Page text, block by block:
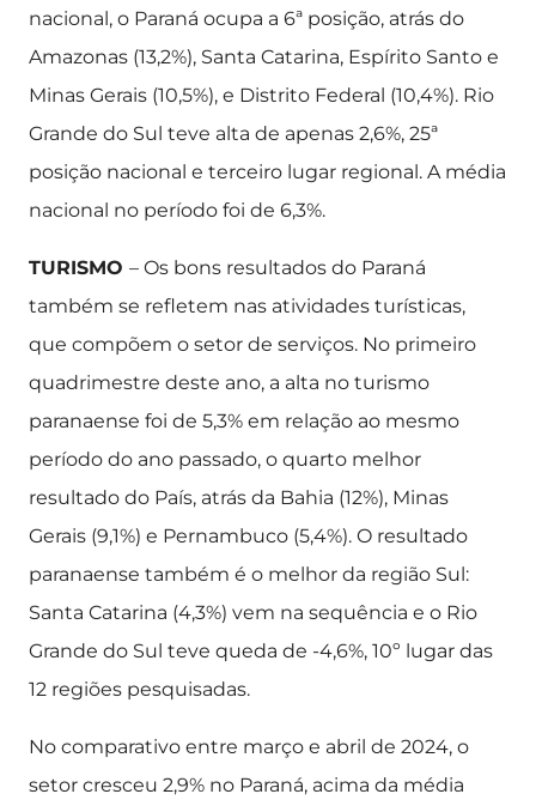
nacional, o Paraná ocupa a 6ª posição, atrás do
Amazonas (13,2%), Santa Catarina, Espírito Santo e
Minas Gerais (10,5%), e Distrito Federal (10,4%). Rio
Grande do Sul teve alta de apenas 2,6%, 25ª
posição nacional e terceiro lugar regional. A média
nacional no período foi de 6,3%.
TURISMO – Os bons resultados do Paraná
também se refletem nas atividades turísticas,
que compõem o setor de serviços. No primeiro
quadrimestre deste ano, a alta no turismo
paranaense foi de 5,3% em relação ao mesmo
período do ano passado, o quarto melhor
resultado do País, atrás da Bahia (12%), Minas
Gerais (9,1%) e Pernambuco (5,4%). O resultado
paranaense também é o melhor da região Sul:
Santa Catarina (4,3%) vem na sequência e o Rio
Grande do Sul teve queda de -4,6%, 10º lugar das
12 regiões pesquisadas.
No comparativo entre março e abril de 2024, o
setor cresceu 2,9% no Paraná, acima da média